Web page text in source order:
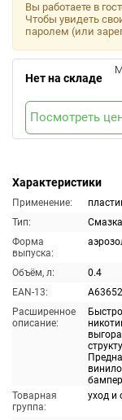
Характеристики
Применение:
Тип:
Форма
выпуска:
Объём, л:
0.4
EAN-13:
A63652
Расширенное
описание:
Товарная
группа:
уход и
Вы работаете в
Чтобы увидеть
паролем (или
Нет на складе
Посмотреть